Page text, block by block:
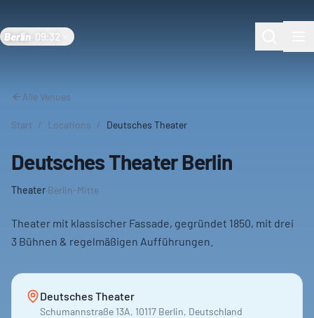
Berlin 09:32
Alle Venues
Start / Locations / Deutsches Theater
Deutsches Theater Berlin
Theater·Berlin-Mitte
Theater mit klassischer Fassade, gegründet 1850, mit drei
3 Bühnen & regelmäßigen Aufführungen.
Deutsches Theater
Schumannstraße 13A, 10117 Berlin, Deutschland